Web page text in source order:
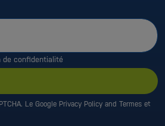
de confidentialité
Le Google Privacy Policy and Termes et